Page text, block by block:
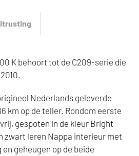
K behoort tot de C209-serie die
Nederlands geleverde
km op de teller. Rondom eerste
gespoten in de kleur Bright
zwart leren Nappa interieur met
geheugen op de beide